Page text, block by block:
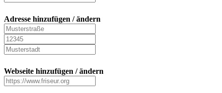
Adresse hinzufügen / ändern
Webseite hinzufügen / ändern